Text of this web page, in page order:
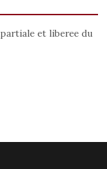
et liberee du